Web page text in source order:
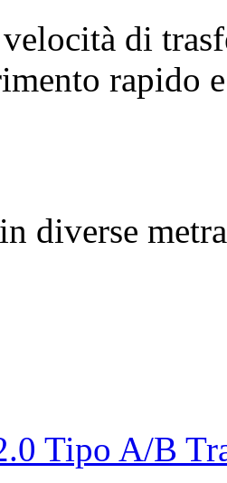
di
rapido
diverse
Tipo A/B